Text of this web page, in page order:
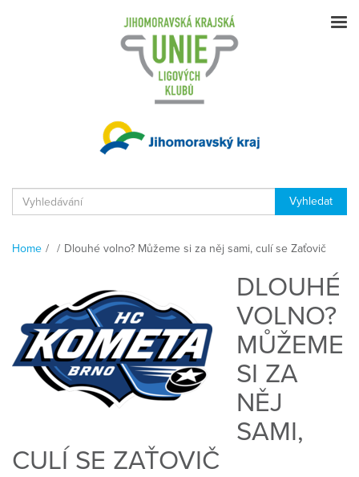
Home / / Dlouhé volno? Můžeme si za něj sami, culí se Zaťovič
DLOUHÉ
VOLNO?
MŮŽEME
SI ZA
NĚJ
SAMI,
CULÍ SE ZAŤOVIČ